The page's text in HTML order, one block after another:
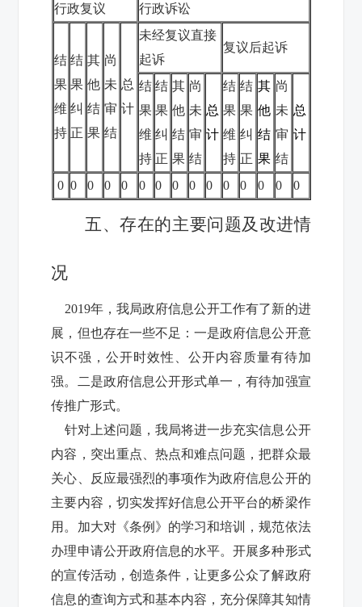
行政复议 行政诉讼
结
果
维
持
结
果
纠
正
其
他
结
果
尚
未
审
结
总
计
未经复议直接
起诉
复议后起诉
结
果
维
持
结
果
纠
正
其
他
结
果
尚
未
审
结
总
计
结
果
维
持
结
果
纠
正
其
他
结
果
尚
未
审
结
总
计
0 0 0 0 0 0 0 0 0 0 0 0 0 0 0
五、存在的主要问题及改进情
况
2019年，我局政府信息公开工作有了新的进
展，但也存在一些不足：一是政府信息公开意
识不强，公开时效性、公开内容质量有待加
强。二是政府信息公开形式单一，有待加强宣
传推广形式。
针对上述问题，我局将进一步充实信息公开
内容，突出重点、热点和难点问题，把群众最
关心、反应最强烈的事项作为政府信息公开的
主要内容，切实发挥好信息公开平台的桥梁作
用。加大对《条例》的学习和培训，规范依法
办理申请公开政府信息的水平。开展多种形式
的宣传活动，创造条件，让更多公众了解政府
信息的查询方式和基本内容，充分保障其知情